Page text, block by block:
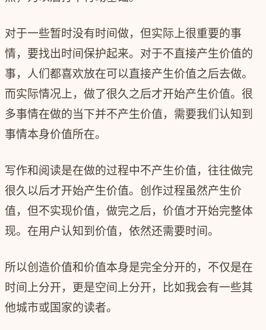
对于一些暂时没有时间做，但实际上很重要的事
情，要找出时间保护起来。对于不直接产生价值的
事，人们都喜欢放在可以直接产生价值之后去做。
而实际情况上，做了很久之后才开始产生价值。很
多事情在做的当下并不产生价值，需要我们认知到
事情本身价值所在。
写作和阅读是在做的过程中不产生价值，往往做完
很久以后才开始产生价值。创作过程虽然产生价
值，但不实现价值，做完之后，价值才开始完整体
现。在用户认知到价值，依然还需要时间。
所以创造价值和价值本身是完全分开的，不仅是在
时间上分开，更是空间上分开，比如我会有一些其
他城市或国家的读者。